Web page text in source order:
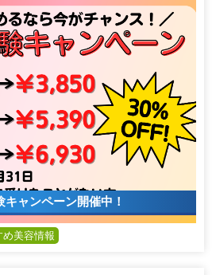
キャンペーン開催中！
め美容情報